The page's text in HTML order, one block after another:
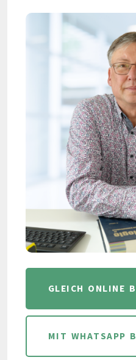
GLEICH ONLINE
MIT WHATSAPP